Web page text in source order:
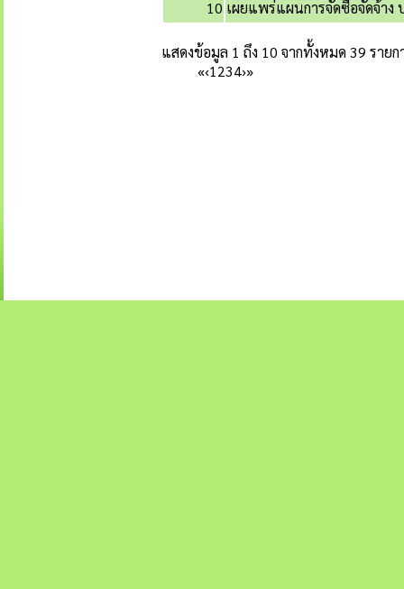
10 เผยแพร่แผนการจัดซื้อจัดจ้า
แสดงข้อมูล 1 ถึง 10 จากทั้งหมด 39 รายก
«‹1234›»